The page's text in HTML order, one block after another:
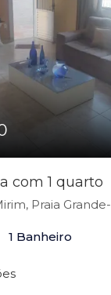
com 1 quarto
Praia
1 Banheiro